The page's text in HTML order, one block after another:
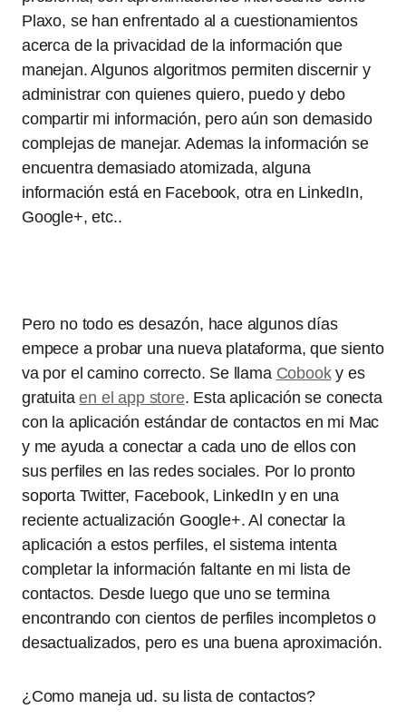
Plaxo, se han enfrentado al a cuestionamientos
acerca de la privacidad de la información que
manejan. Algunos algoritmos permiten discernir y
administrar con quienes quiero, puedo y debo
compartir mi información, pero aún son demasido
complejas de manejar. Ademas la información se
encuentra demasiado atomizada, alguna
información está en Facebook, otra en LinkedIn,
Google+, etc..
Pero no todo es desazón, hace algunos días
empece a probar una nueva plataforma, que siento
va por el camino correcto. Se llama Cobooky es
gratuitaen el app store. Esta aplicación se conecta
con la aplicación estándar de contactos en mi Mac
y me ayuda a conectar a cada uno de ellos con
sus perfiles en las redes sociales. Por lo pronto
soporta Twitter, Facebook, LinkedIn y en una
reciente actualización Google+. Al conectar la
aplicación a estos perfiles, el sistema intenta
completar la información faltante en mi lista de
contactos. Desde luego que uno se termina
encontrando con cientos de perfiles incompletos o
desactualizados, pero es una buena aproximación.
¿Como maneja ud. su lista de contactos?